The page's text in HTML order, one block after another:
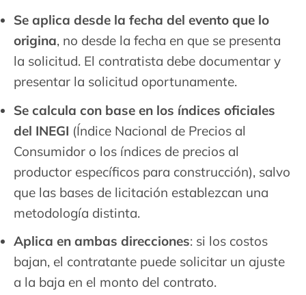
Se aplica desde la fecha del evento que lo
origina, no desde la fecha en que se presenta
la solicitud. El contratista debe documentar y
presentar la solicitud oportunamente.
Se calcula con base en los índices oficiales
del INEGI (Índice Nacional de Precios al
Consumidor o los índices de precios al
productor específicos para construcción), salvo
que las bases de licitación establezcan una
metodología distinta.
Aplica en ambas direcciones: si los costos
bajan, el contratante puede solicitar un ajuste
a la baja en el monto del contrato.